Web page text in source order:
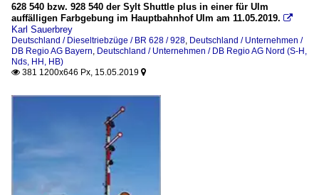
628 540 bzw. 928 540 der Sylt Shuttle plus in einer für Ulm
auffälligen Farbgebung im Hauptbahnhof Ulm am 11.05.2019. 
Karl Sauerbrey
Deutschland / Dieseltriebzüge / BR 628 / 928, Deutschland / Unternehmen /
DB Regio AG Bayern, Deutschland / Unternehmen / DB Regio AG Nord (S-H,
Nds, HH, HB)
 381 1200x646 Px, 15.05.2019 